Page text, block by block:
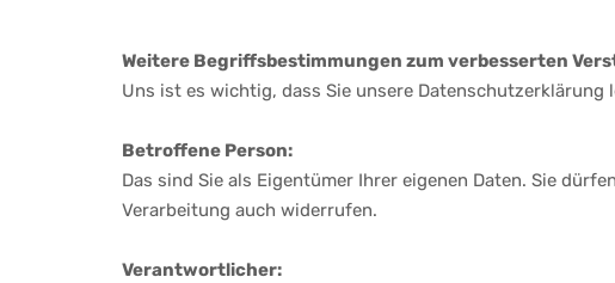
Weitere Begriffsbestimmungen zum verbesserten
Uns ist es wichtig, dass Sie unsere
Betroffene Person:
Das sind Sie als Eigentümer Ihrer eigenen Daten. Sie
Verarbeitung auch widerrufen.
Verantwortlicher: